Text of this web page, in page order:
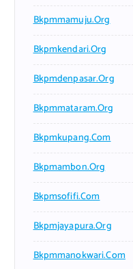
Bkpmmamuju.org
Bkpmkendari.org
Bkpmdenpasar.org
Bkpmmataram.org
Bkpmkupang.com
Bkpmambon.org
Bkpmsofifi.com
Bkpmjayapura.org
Bkpmmanokwari.com